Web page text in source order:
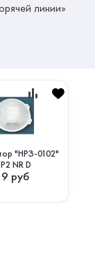
линии»
"НРЗ-0102"
NR D
руб